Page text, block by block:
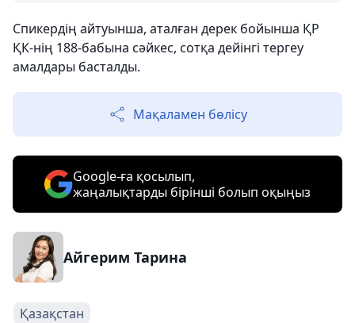
Спикердің айтуынша, аталған дерек бойынша ҚР
ҚК-нің 188-бабына сәйкес, сотқа дейінгі тергеу
амалдары басталды.
Мақаламен бөлісу
Google-ға қосылып,
жаңалықтарды бірінші болып оқыңыз
Айгерим Тарина
Қазақстан